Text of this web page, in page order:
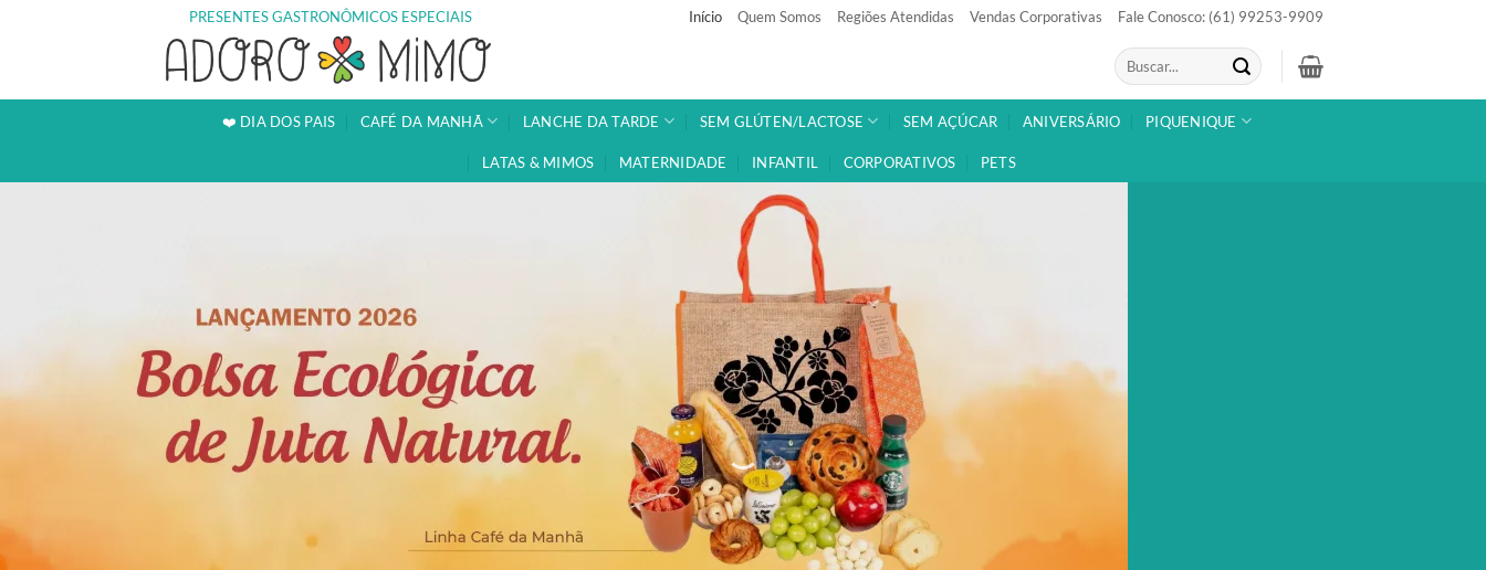
PRESENTES GASTRONÔMICOS ESPECIAIS Início Quem Somos Regiões Atendidas Vendas Corporativas Fale Conosco: (61) 99253-9909
Pesquisar
por:
❤️ DIA DOS PAIS CAFÉ DA MANHÃ LANCHE DA TARDE SEM GLÚTEN/LACTOSE SEM AÇÚCAR ANIVERSÁRIO PIQUENIQUE
LATAS & MIMOS MATERNIDADE INFANTIL CORPORATIVOS PETS